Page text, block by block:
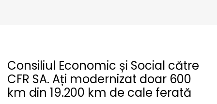
Consiliul Economic și Social către
CFR SA. Ați modernizat doar 600
km din 19.200 km de cale ferată